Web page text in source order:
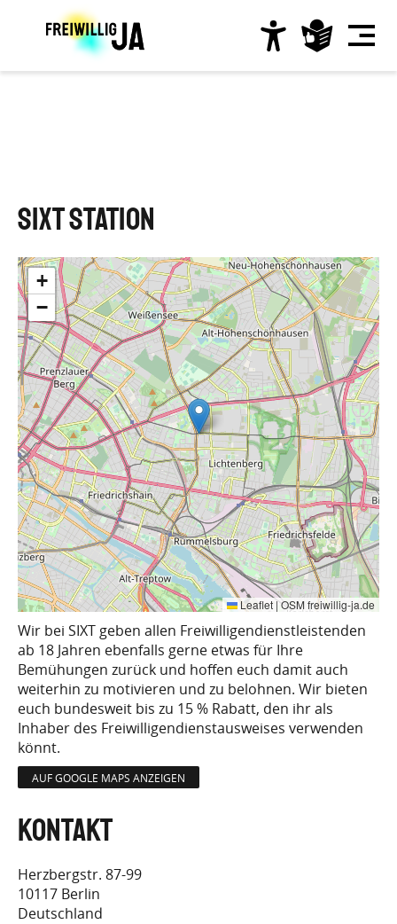
SIXT Station
+
−
Leaflet |OSM freiwillig-ja.de
Wir bei SIXT geben allen Freiwilligendienstleistenden
ab 18 Jahren ebenfalls gerne etwas für Ihre
Bemühungen zurück und hoffen euch damit auch
weiterhin zu motivieren und zu belohnen. Wir bieten
euch bundesweit bis zu 15 % Rabatt, den ihr als
Inhaber des Freiwilligendienstausweises verwenden
könnt.
AUF GOOGLE MAPS ANZEIGEN
Herzbergstr. 87-99
10117 Berlin
Deutschland